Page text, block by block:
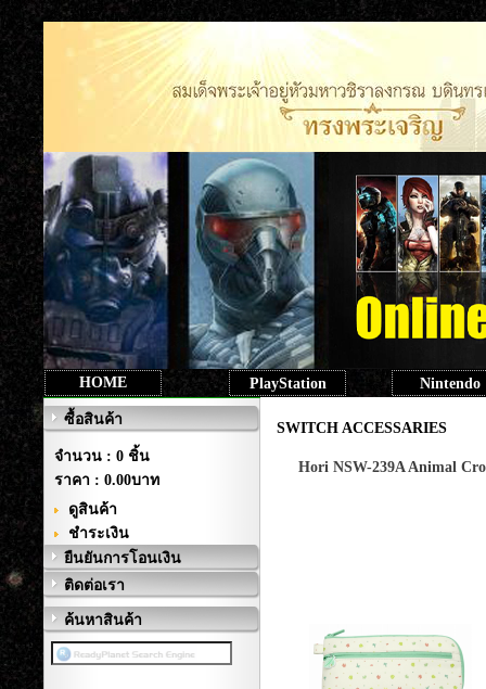
HOME PlayStation Nintendo
ซื้อสินค้า
จำนวน : 0 ชิ้น
ราคา : 0.00บาท
ดูสินค้า
ชำระเงิน
ยืนยันการโอนเงิน
ติดต่อเรา
ค้นหาสินค้า
SWITCH ACCESSARIES
Hori NSW-239A Animal